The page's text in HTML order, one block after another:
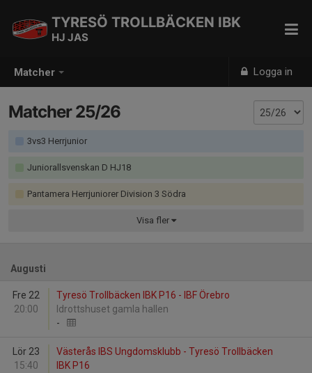
Matcher Logga in
TYRESÖ TROLLBÄCKEN IBK
HJ JAS
Matcher 25/26
3vs3 Herrjunior
Juniorallsvenskan D HJ18
Pantamera Herrjuniorer Division 3 Södra
Visa fler
Augusti
Fre 22
20:00
Tyresö Trollbäcken IBK P16 - IBF Örebro
Idrottshuset gamla hallen
-
Lör 23
15:40
Västerås IBS Ungdomsklubb - Tyresö Trollbäcken
IBK P16